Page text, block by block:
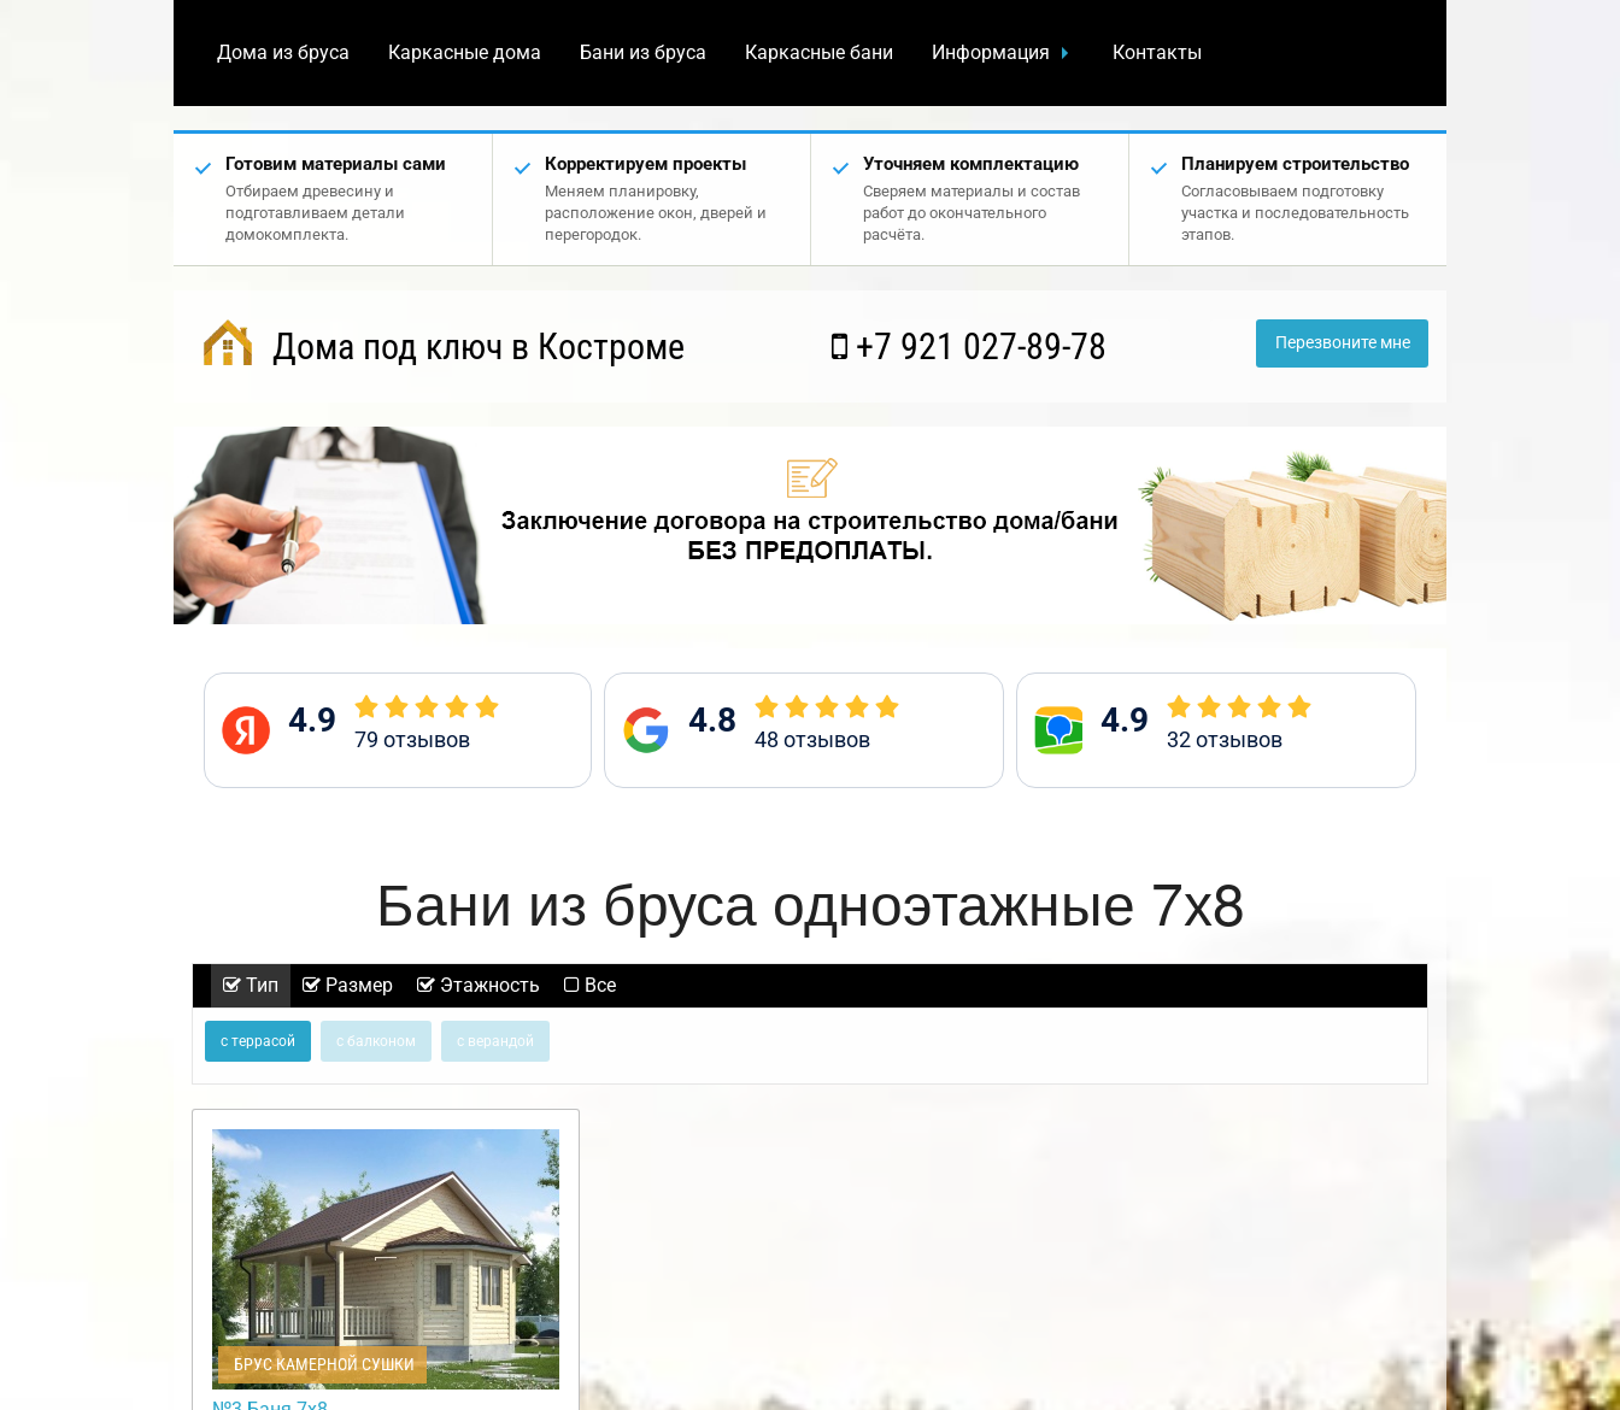
Дома из бруса Каркасные дома Бани из бруса Каркасные бани Информация Контакты
Готовим материалы сами
Отбираем древесину и
подготавливаем детали
домокомплекта.
Корректируем проекты
Меняем планировку,
расположение окон, дверей и
перегородок.
Уточняем комплектацию
Сверяем материалы и состав
работ до окончательного
расчёта.
Планируем строительство
Согласовываем подготовку
участка и последовательность
этапов.
Дома под ключ в Костроме +7 921 027-89-78 Перезвоните мне
4.9 79 отзывов 4.8 48 отзывов 4.9 32отзывов
Бани из бруса одноэтажные 7х8
Тип Размер Этажность Все
с террасой с балконом с верандой
БРУС КАМЕРНОЙ СУШКИ